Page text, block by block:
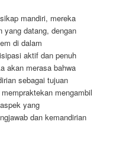
mandiri, mereka
yang datang, dengan
di dalam
aktif dan penuh
akan merasa bahwa
sebagai tujuan
mengambil
yang
dan kemandirian